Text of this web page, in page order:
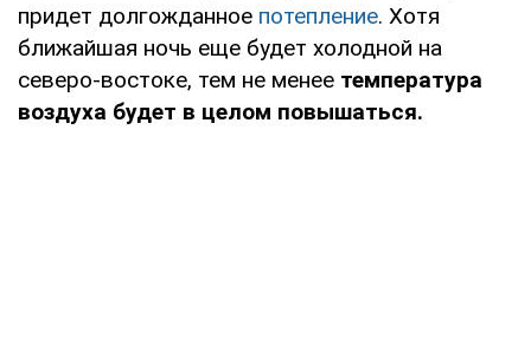
придет долгожданное потепление. Хотя
ближайшая ночь еще будет холодной на
северо-востоке, тем не менее температура
воздуха будет в целом повышаться.